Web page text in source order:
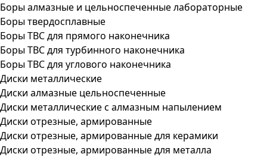
Боры алмазные и цельноспеченные лабораторные
Боры твердосплавные
Боры ТВС для прямого наконечника
Боры ТВС для турбинного наконечника
Боры ТВС для углового наконечника
Диски металлические
Диски алмазные цельноспеченные
Диски металлические с алмазным напылением
Диски отрезные, армированные
Диски отрезные, армированные для керамики
Диски отрезные, армированные для металла